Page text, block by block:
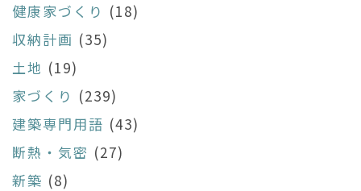
健康家づくり (18)
収納計画 (35)
土地 (19)
家づくり (239)
建築専門用語 (43)
断熱・気密 (27)
新築 (8)